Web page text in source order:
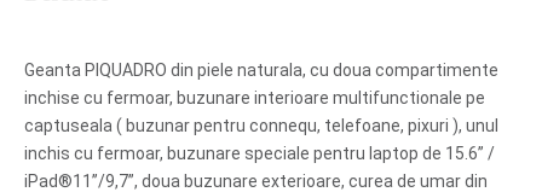
Geanta PIQUADRO din piele naturala, cu doua compartimente
inchise cu fermoar, buzunare interioare multifunctionale pe
captuseala ( buzunar pentru connequ, telefoane, pixuri ), unul
inchis cu fermoar, buzunare speciale pentru laptop de 15.6” /
iPad®11’’/9,7”, doua buzunare exterioare, curea de umar din